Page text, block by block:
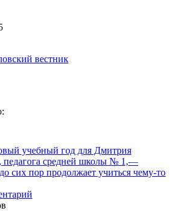
вестник
учебный год для Дмитрия
педагога средней школы № 1,—
сих пор продолжает учиться чему-то